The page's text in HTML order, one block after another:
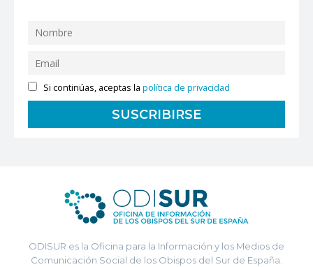
Si continúas, aceptas lapolítica de privacidad
ODISUR es la Oficina para la Información y los Medios de
Comunicación Social de los Obispos del Sur de España.